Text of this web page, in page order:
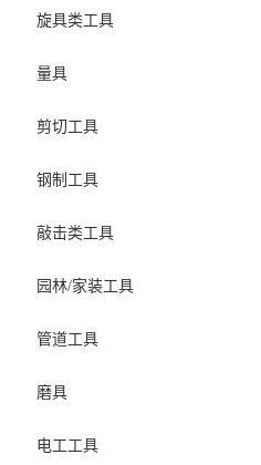
旋具类工具
量具
剪切工具
钢制工具
敲击类工具
园林/家装工具
管道工具
磨具
电工工具